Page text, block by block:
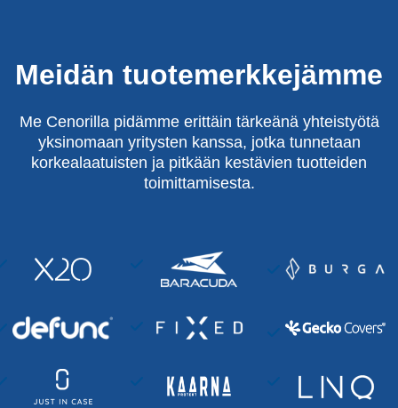
Meidän tuotemerkkejämme
Me Cenorilla pidämme erittäin tärkeänä yhteistyötä
yksinomaan yritysten kanssa, jotka tunnetaan
korkealaatuisten ja pitkään kestävien tuotteiden
toimittamisesta.